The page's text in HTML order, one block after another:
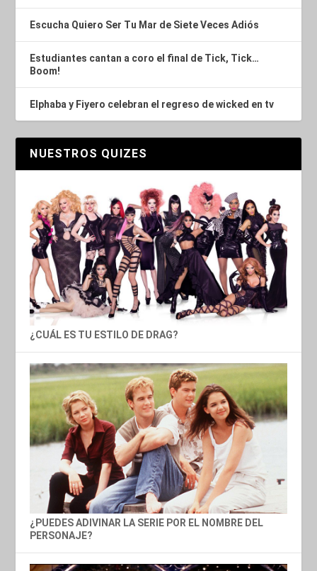
Escucha Quiero Ser Tu Mar de Siete Veces Adiós
Estudiantes cantan a coro el final de Tick, Tick…
Boom!
Elphaba y Fiyero celebran el regreso de wicked en tv
NUESTROS QUIZES
¿CUÁL ES TU ESTILO DE DRAG?
¿PUEDES ADIVINAR LA SERIE POR EL NOMBRE DEL
PERSONAJE?